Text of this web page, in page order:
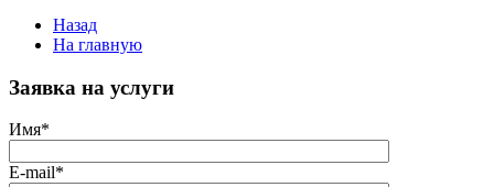
Назад
На главную
Заявка на услуги
Имя*
E-mail*